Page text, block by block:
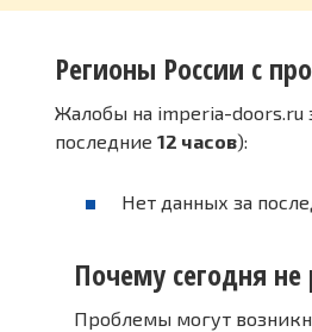
Регионы России с
Жалобы на imperia-doors.ru
последние 12 часов):
Нет данных за
Почему сегодня
Проблемы могут